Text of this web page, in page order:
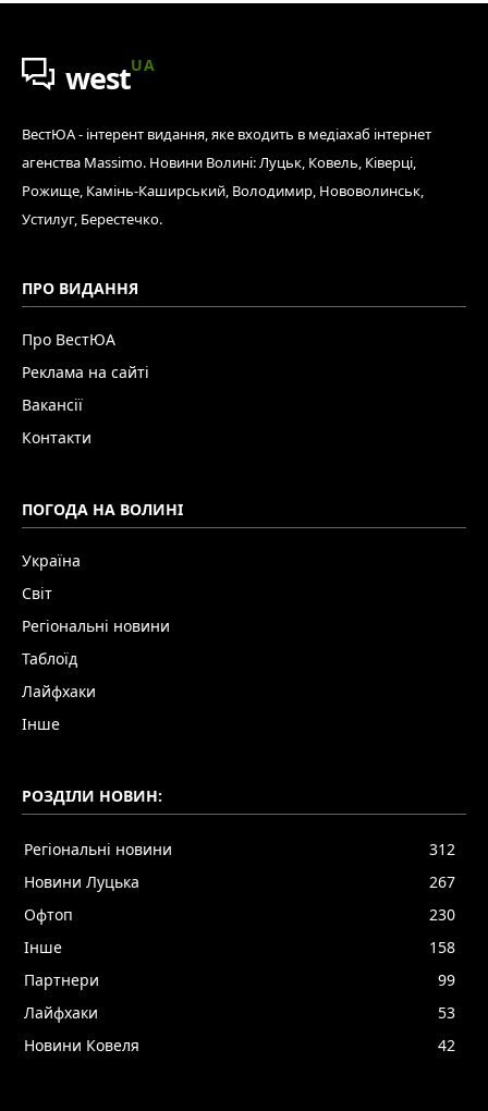
westUA
ВестЮА - інтерент видання, яке входить в медіахаб інтернет
агенства Massimo. Новини Волині: Луцьк, Ковель, Ківерці,
Рожище, Камінь-Каширський, Володимир, Нововолинськ,
Устилуг, Берестечко.
ПРО ВИДАННЯ
Про ВестЮА
Реклама на сайті
Вакансії
Контакти
ПОГОДА НА ВОЛИНІ
Україна
Світ
Регіональні новини
Таблоїд
Лайфхаки
Інше
РОЗДІЛИ НОВИН:
Регіональні новини
312
Новини Луцька
267
Офтоп
230
Інше
158
Партнери
99
Лайфхаки
53
Новини Ковеля
42